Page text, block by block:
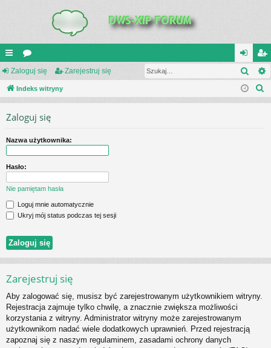
UI
C
IN
S
or
a
al
og
ar
ej
Zaloguj się Zarejestruj się
Indeks witryny
Zaloguj się
Nazwa użytkownika:
Hasło:
Nie pamiętam hasła
Loguj mnie automatycznie
Ukryj mój status podczas tej sesji
Zarejestruj się
Aby zalogować się, musisz być zarejestrowanym użytkownikiem witryny.
Rejestracja zajmuje tylko chwilę, a znacznie zwiększa możliwości
korzystania z witryny. Administrator witryny może zarejestrowanym
użytkownikom nadać wiele dodatkowych uprawnień. Przed rejestracją
zapoznaj się z naszym regulaminem, zasadami ochrony danych